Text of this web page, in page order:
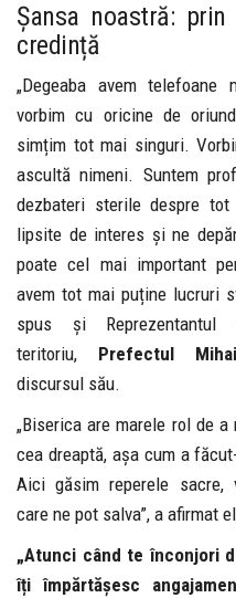
Șansa noastră:
credință
„Degeaba avem telefoane
vorbim cu oricine de
simțim tot mai singuri.
ascultă nimeni. Suntem
dezbateri sterile despre
lipsite de interes și ne
poate cel mai important
avem tot mai puține lucruri
spus și Reprezentantul
teritoriu, Prefectul
discursul său.
„Biserica are marele rol de
cea dreaptă, așa cum a
Aici găsim reperele sacre,
care ne pot salva”, a afirmat
„Atunci când te înconjori
îți împărtășesc